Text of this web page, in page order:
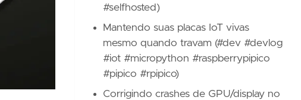
#selfhosted)
Mantendo suas placas IoT vivas
mesmo quando travam (#dev #devlog
#iot #micropython #raspberrypipico
#pipico #rpipico)
Corrigindo crashes de GPU/display no